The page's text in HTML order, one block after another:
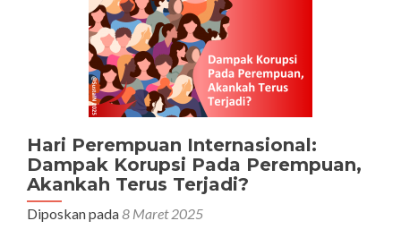
Hari Perempuan Internasional:
Dampak Korupsi Pada Perempuan,
Akankah Terus Terjadi?
Diposkan pada8 Maret 2025